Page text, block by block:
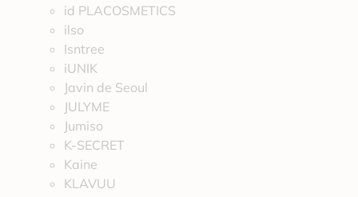
id PLACOSMETICS
ilso
Isntree
iUNIK
Javin de Seoul
JULYME
Jumiso
K-SECRET
Kaine
KLAVUU